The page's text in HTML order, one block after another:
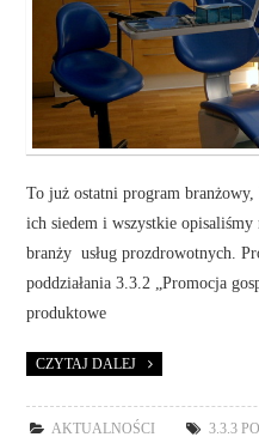
To już ostatni program
ich siedem i wszystkie
branży usług prozdrowotnych.
poddziałania 3.3.2 „Promocja
produktowe
CZYTAJ DALEJ
AKTUALNOŚCI 3.3.3